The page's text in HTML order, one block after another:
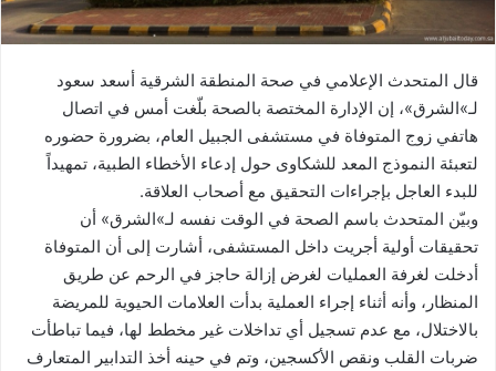
قال المتحدث الإعلامي في صحة المنطقة الشرقية أسعد سعود
لـ»الشرق»، إن الإدارة المختصة بالصحة بلّغت أمس في اتصال
هاتفي زوج المتوفاة في مستشفى الجبيل العام، بضرورة حضوره
لتعبئة النموذج المعد للشكاوى حول إدعاء الأخطاء الطبية، تمهيداً
للبدء العاجل بإجراءات التحقيق مع أصحاب العلاقة.
وبيّن المتحدث باسم الصحة في الوقت نفسه لـ»الشرق» أن
تحقيقات أولية أجريت داخل المستشفى، أشارت إلى أن المتوفاة
أدخلت لغرفة العمليات لغرض إزالة حاجز في الرحم عن طريق
المنظار، وأنه أثناء إجراء العملية بدأت العلامات الحيوية للمريضة
بالاختلال، مع عدم تسجيل أي تداخلات غير مخطط لها، فيما تباطأت
ضربات القلب ونقص الأكسجين، وتم في حينه أخذ التدابير المتعارف